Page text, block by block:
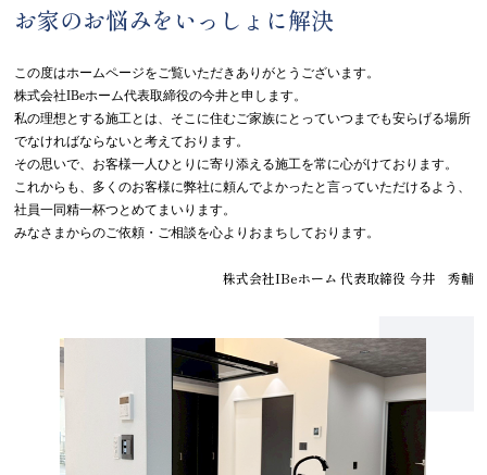
お家のお悩みをいっしょに解決
この度はホームページをご覧いただきありがとうございます。
株式会社IBeホーム代表取締役の今井と申します。
私の理想とする施工とは、そこに住むご家族にとっていつまでも安らげる場所
でなければならないと考えております。
その思いで、お客様一人ひとりに寄り添える施工を常に心がけております。
これからも、多くのお客様に弊社に頼んでよかったと言っていただけるよう、
社員一同精一杯つとめてまいります。
みなさまからのご依頼・ご相談を心よりおまちしております。
株式会社IBeホーム 代表取締役 今井 秀輔